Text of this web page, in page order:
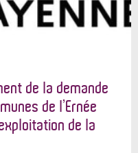
de la demande
de l’Ernée
de la